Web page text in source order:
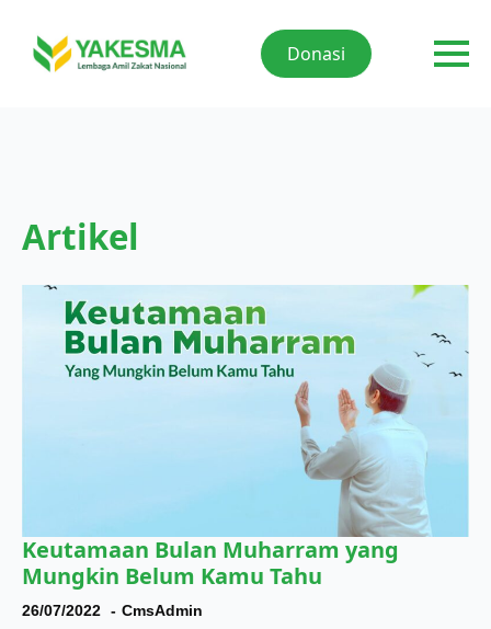
Donasi
Artikel
Keutamaan Bulan Muharram yang
Mungkin Belum Kamu Tahu
26/07/2022 CmsAdmin